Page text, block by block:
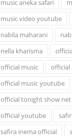
music aneka safari
music video youtube
nabila maharani
nella kharisma
official music
official
official music youtube
official tonight show net
official youtube
safira inema official